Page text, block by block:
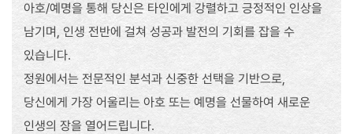
아호/예명을 통해 당신은 타인에게 강렬하고 긍정적인 인상을
남기며, 인생 전반에 걸쳐 성공과 발전의 기회를 잡을 수
있습니다.
정원에서는 전문적인 분석과 신중한 선택을 기반으로,
당신에게 가장 어울리는 아호 또는 예명을 선물하여 새로운
인생의 장을 열어드립니다.